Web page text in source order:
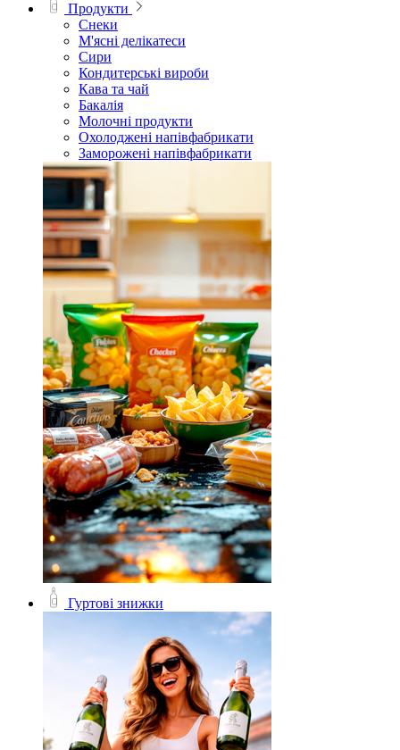
Продукти
Снеки
М'ясні делікатеси
Сири
Кондитерські вироби
Кава та чай
Бакалія
Молочні продукти
Охолоджені напівфабрикати
Заморожені напівфабрикати
Гуртові знижки